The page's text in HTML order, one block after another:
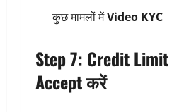
कुछ मामलों मेंVideo KYC
Step 7: Credit Limit
Accept करें